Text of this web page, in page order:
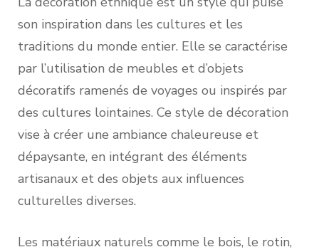
son inspiration dans les cultures et les
traditions du monde entier. Elle se caractérise
par l’utilisation de meubles et d’objets
décoratifs ramenés de voyages ou inspirés par
des cultures lointaines. Ce style de décoration
vise à créer une ambiance chaleureuse et
dépaysante, en intégrant des éléments
artisanaux et des objets aux influences
culturelles diverses.
Les matériaux naturels comme le bois, le rotin,